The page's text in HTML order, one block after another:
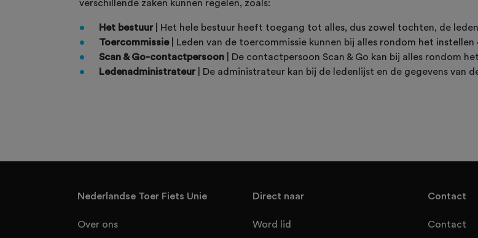
verschillende zaken kunnen regelen, zoals:
Het bestuur | Het hele bestuur heeft toegang tot alles, dus zowel tochten, de
Toercommissie
| Leden van de toercommissie kunnen bij alles rondom het
Scan & Go-contactpersoon | De contactpersoon Scan & Go kan bij alles rondom
Ledenadministrateur
| De administrateur kan bij de ledenlijst en de gegevens van
Nederlandse Toer Fiets Unie
Over ons
Direct naar
Word lid
Contact
Contact